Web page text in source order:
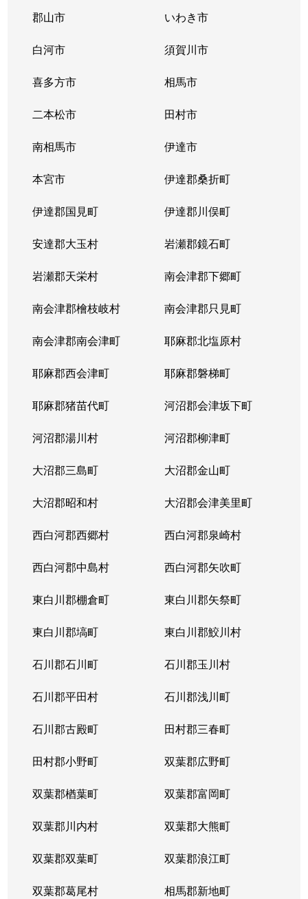
郡山市 いわき市
白河市 須賀川市
喜多方市 相馬市
二本松市 田村市
南相馬市 伊達市
本宮市 伊達郡桑折町
伊達郡国見町 伊達郡川俣町
安達郡大玉村 岩瀬郡鏡石町
岩瀬郡天栄村 南会津郡下郷町
南会津郡檜枝岐村 南会津郡只見町
南会津郡南会津町 耶麻郡北塩原村
耶麻郡西会津町 耶麻郡磐梯町
耶麻郡猪苗代町 河沼郡会津坂下町
河沼郡湯川村 河沼郡柳津町
大沼郡三島町 大沼郡金山町
大沼郡昭和村 大沼郡会津美里町
西白河郡西郷村 西白河郡泉崎村
西白河郡中島村 西白河郡矢吹町
東白川郡棚倉町 東白川郡矢祭町
東白川郡塙町 東白川郡鮫川村
石川郡石川町 石川郡玉川村
石川郡平田村 石川郡浅川町
石川郡古殿町 田村郡三春町
田村郡小野町 双葉郡広野町
双葉郡楢葉町 双葉郡富岡町
双葉郡川内村 双葉郡大熊町
双葉郡双葉町 双葉郡浪江町
双葉郡葛尾村 相馬郡新地町